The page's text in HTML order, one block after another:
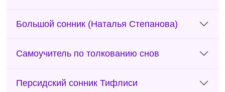
Большой сонник (Наталья Степанова)
Самоучитель по толкованию снов
Персидский сонник Тифлиси